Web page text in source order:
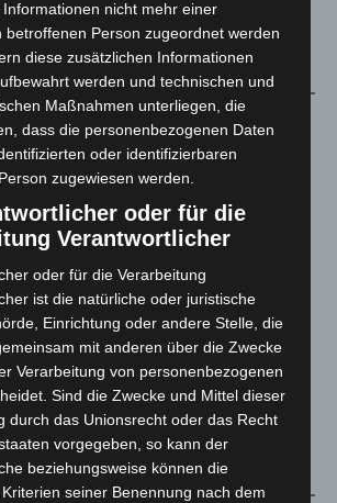
2.799
Ortsteile
1.887
1.270
nicht mehr einer
betroffenen Person zugeordnet werden
diese zusätzlichen Informationen
werden und technischen und
Maßnahmen unterliegen, die
dass die personenbezogenen Daten
oder identifizierbaren
zugewiesen werden.
oder für die
Verantwortlicher
oder für die Verarbeitung
ist die natürliche oder juristische
Einrichtung oder andere Stelle, die
mit anderen über die Zwecke
Verarbeitung von personenbezogenen
Sind die Zwecke und Mittel dieser
durch das Unionsrecht oder das Recht
vorgegeben, so kann der
beziehungsweise können die
seiner Benennung nach dem